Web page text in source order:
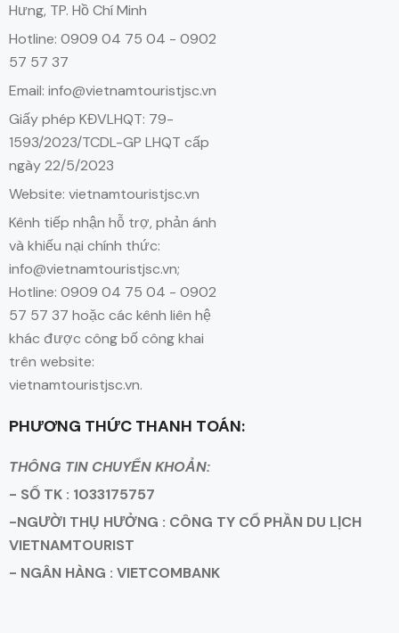
Hưng, TP. Hồ Chí Minh
Hotline: 0909 04 75 04 - 0902
57 57 37
Email: info@vietnamtouristjsc.vn
Giấy phép KĐVLHQT: 79-
1593/2023/TCDL-GP LHQT cấp
ngày 22/5/2023
Website: vietnamtouristjsc.vn
Kênh tiếp nhận hỗ trợ, phản ánh
và khiếu nại chính thức:
info@vietnamtouristjsc.vn;
Hotline: 0909 04 75 04 - 0902
57 57 37 hoặc các kênh liên hệ
khác được công bố công khai
trên website:
vietnamtouristjsc.vn.
PHƯƠNG THỨC THANH TOÁN:
THÔNG TIN CHUYỂN KHOẢN:
- SỐ TK : 1033175757
-NGƯỜI THỤ HƯỞNG : CÔNG TY CỔ PHẦN DU LỊCH
VIETNAMTOURIST
- NGÂN HÀNG : VIETCOMBANK